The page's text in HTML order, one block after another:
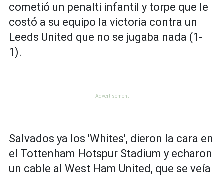
cometió un penalti infantil y torpe que le
costó a su equipo la victoria contra un
Leeds United que no se jugaba nada (1-
1).
Salvados ya los 'Whites', dieron la cara en
el Tottenham Hotspur Stadium y echaron
un cable al West Ham United, que se veía